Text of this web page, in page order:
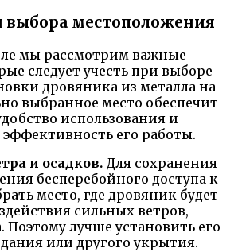
выбора местоположения
мы рассмотрим важные
следует учесть при выборе
дровяника из металла на
выбранное место обеспечит
использования и
его работы.
и осадков. Для сохранения
бесперебойного доступа к
место, где дровяник будет
сильных ветров,
Поэтому лучше установить его
или другого укрытия.